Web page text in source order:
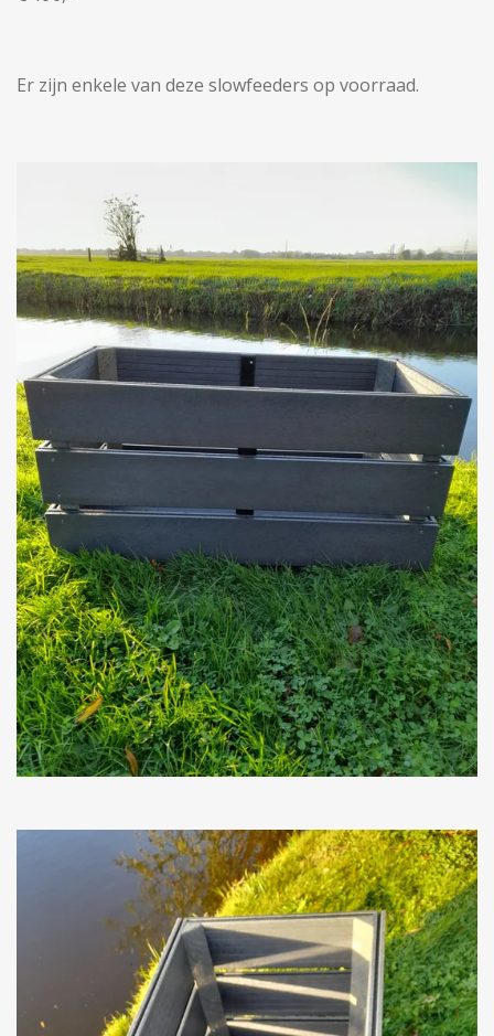
Er zijn enkele van deze slowfeeders op voorraad.